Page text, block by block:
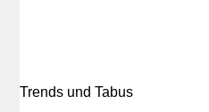
Trends und Tabus